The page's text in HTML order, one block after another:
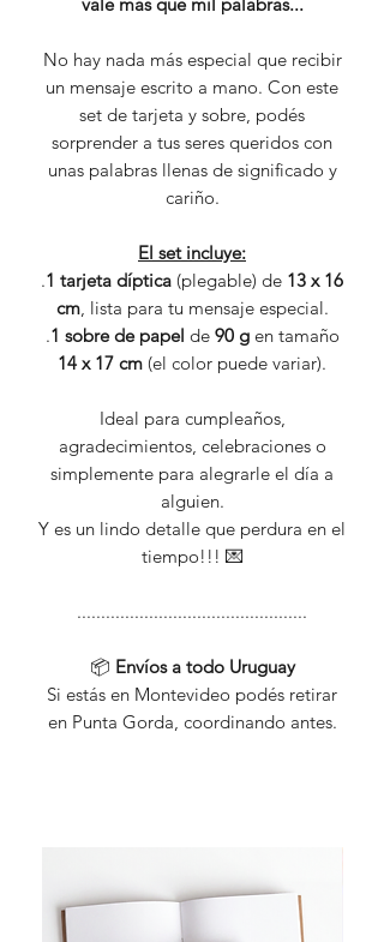
No hay nada más especial que recibir
un mensaje escrito a mano. Con este
set de tarjeta y sobre, podés
sorprender a tus seres queridos con
unas palabras llenas de significado y
cariño.
El set incluye:
.1 tarjeta díptica (plegable) de 13 x 16
cm, lista para tu mensaje especial.
.1 sobre de papel de 90 gen tamaño
14 x 17 cm (el color puede variar).
Ideal para cumpleaños,
agradecimientos, celebraciones o
simplemente para alegrarle el día a
alguien.
Y es un lindo detalle que perdura en el
tiempo!!! 💌
................................................
📦 Envíos a todo Uruguay
Si estás en Montevideo podés retirar
en Punta Gorda, coordinando antes.